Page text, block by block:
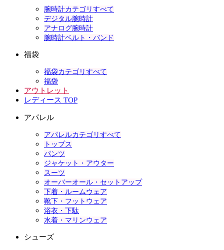
腕時計カテゴリすべて
デジタル腕時計
アナログ腕時計
腕時計ベルト・バンド
福袋
福袋カテゴリすべて
福袋
アウトレット
レディース TOP
アパレル
アパレルカテゴリすべて
トップス
パンツ
ジャケット・アウター
スーツ
オーバーオール・セットアップ
下着・ルームウェア
靴下・フットウェア
浴衣・下駄
水着・マリンウェア
シューズ